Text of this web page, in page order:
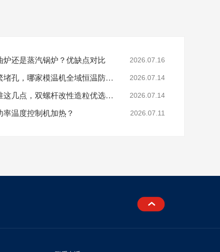
还是蒸汽锅炉？优缺点对比 2026.07.16
色母、玻纤造粒模头频繁堵孔，哪家模温机全域恒温防积碳？ 2026.07.14
分辨模温机厂家好坏认准这几点，双螺杆改性造粒优选珞石机械 2026.07.14
温度控制机加热？ 2026.07.11